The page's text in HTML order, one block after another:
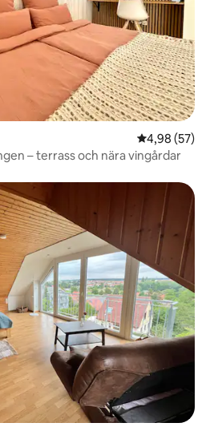
4,98 av 5 i
4,98 (57)
– terrass och nära vingårdar